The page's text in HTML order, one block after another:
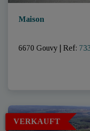
Maison
6670 Gouvy Ref:
VERKAUFT